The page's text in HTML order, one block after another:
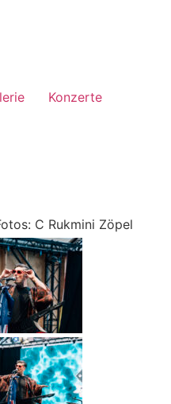
Konzerte
C Rukmini Zöpel